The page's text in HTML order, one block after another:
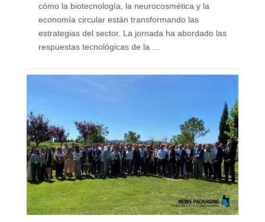
cómo la biotecnología, la neurocosmética y la
economía circular están transformando las
estrategias del sector. La jornada ha abordado las
respuestas tecnológicas de la ...